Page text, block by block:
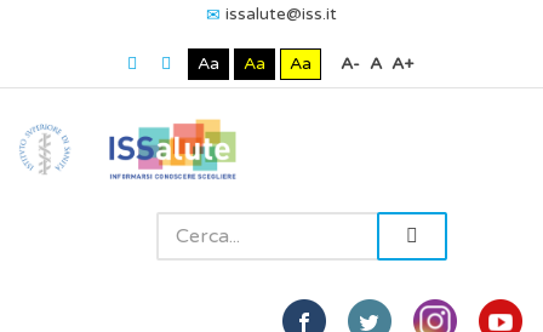
issalute@iss.it
Aa Aa Aa A- A A+